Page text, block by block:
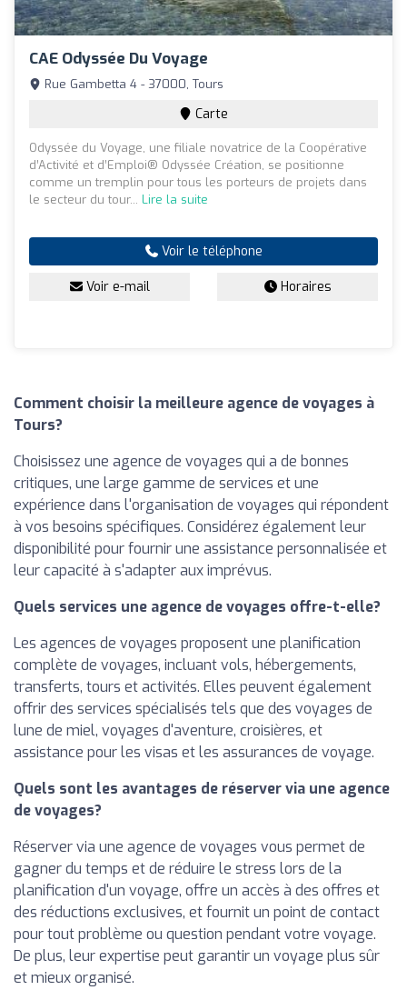
CAE Odyssée Du Voyage
Rue Gambetta 4 - 37000, Tours
Carte
Odyssée du Voyage, une filiale novatrice de la Coopérative
d’Activité et d’Emploi® Odyssée Création, se positionne
comme un tremplin pour tous les porteurs de projets dans
le secteur du tour... Lire la suite
Voir le téléphone
Voir e-mail Horaires
Comment choisir la meilleure agence de voyages à
Tours?
Choisissez une agence de voyages qui a de bonnes
critiques, une large gamme de services et une
expérience dans l'organisation de voyages qui répondent
à vos besoins spécifiques. Considérez également leur
disponibilité pour fournir une assistance personnalisée et
leur capacité à s'adapter aux imprévus.
Quels services une agence de voyages offre-t-elle?
Les agences de voyages proposent une planification
complète de voyages, incluant vols, hébergements,
transferts, tours et activités. Elles peuvent également
offrir des services spécialisés tels que des voyages de
lune de miel, voyages d'aventure, croisières, et
assistance pour les visas et les assurances de voyage.
Quels sont les avantages de réserver via une agence
de voyages?
Réserver via une agence de voyages vous permet de
gagner du temps et de réduire le stress lors de la
planification d'un voyage, offre un accès à des offres et
des réductions exclusives, et fournit un point de contact
pour tout problème ou question pendant votre voyage.
De plus, leur expertise peut garantir un voyage plus sûr
et mieux organisé.